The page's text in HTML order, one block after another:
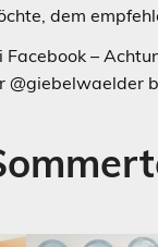
dem
–